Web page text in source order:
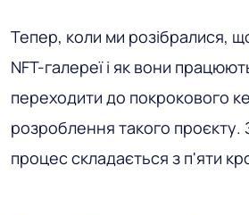
Тепер, коли ми розібралися,
NFT-галереї і як вони
переходити до покрокового
розроблення такого проєкту.
процес складається з п'яти